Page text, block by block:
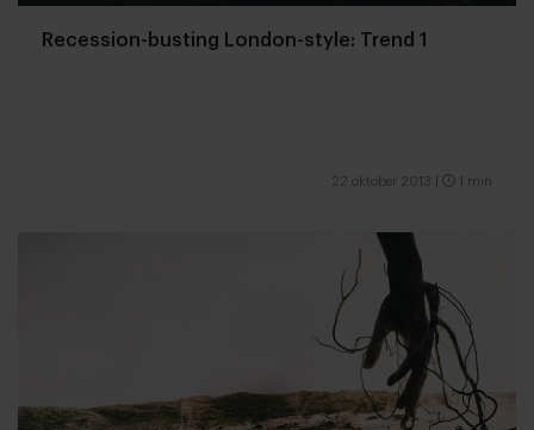
Recession-busting London-style: Trend 1
22 oktober 2013 1 min